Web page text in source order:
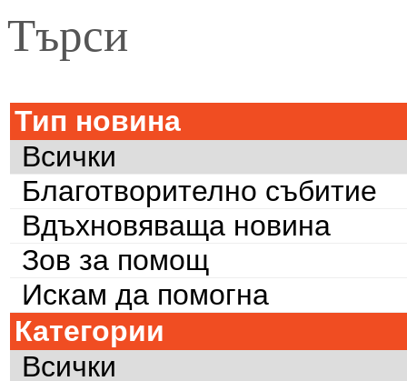
Търси
Тип новина
Всички
Благотворително събитие
Вдъхновяваща новина
Зов за помощ
Искам да помогна
Категории
Всички